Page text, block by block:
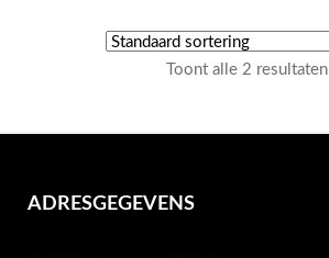
Toont alle 2 resultaten
ADRESGEGEVENS